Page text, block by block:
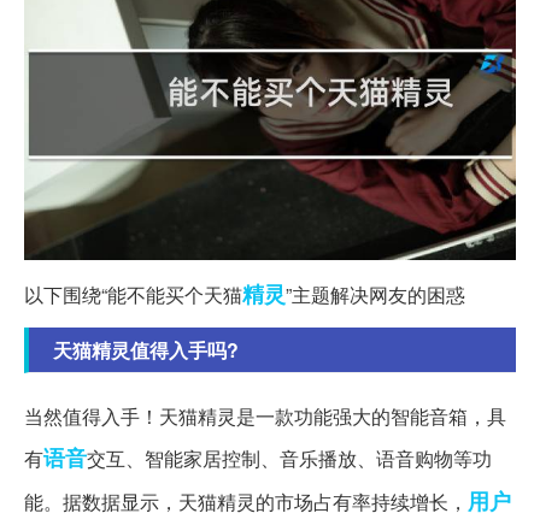
以下围绕“能不能买个天猫精灵”主题解决网友的困惑
天猫精灵值得入手吗?
当然值得入手！天猫精灵是一款功能强大的智能音箱，具
有语音交互、智能家居控制、音乐播放、语音购物等功
能。据数据显示，天猫精灵的市场占有率持续增长， 用户